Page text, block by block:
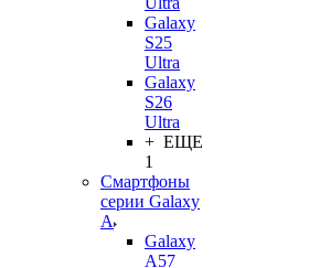
Galaxy
S25
Ultra
Galaxy
S26
Ultra
+ ЕЩЕ
1
Смартфоны
серии Galaxy
A
Galaxy
A57